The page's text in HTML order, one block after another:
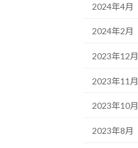
2024年4月
2024年2月
2023年12月
2023年11月
2023年10月
2023年8月